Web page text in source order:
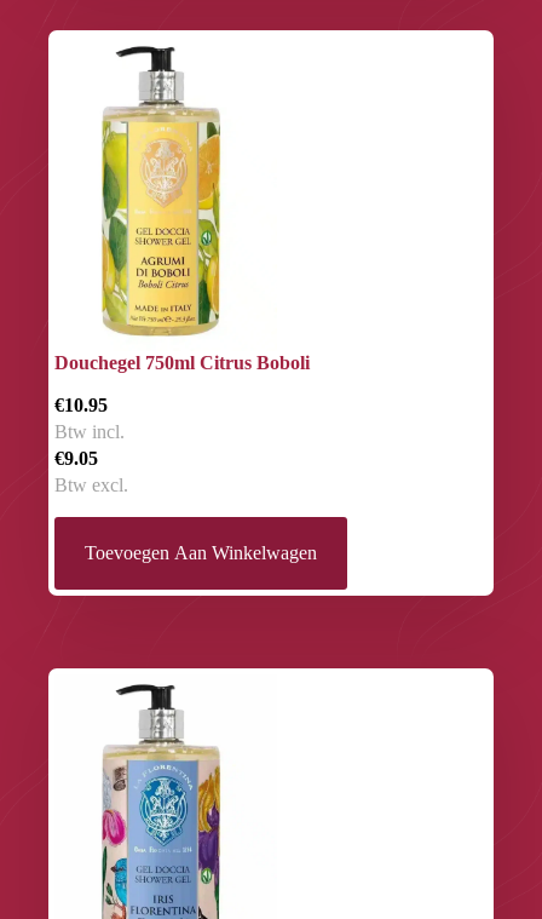
Douchegel 750ml Citrus Boboli
€10.95
Btw incl.
€9.05
Btw excl.
Toevoegen Aan Winkelwagen